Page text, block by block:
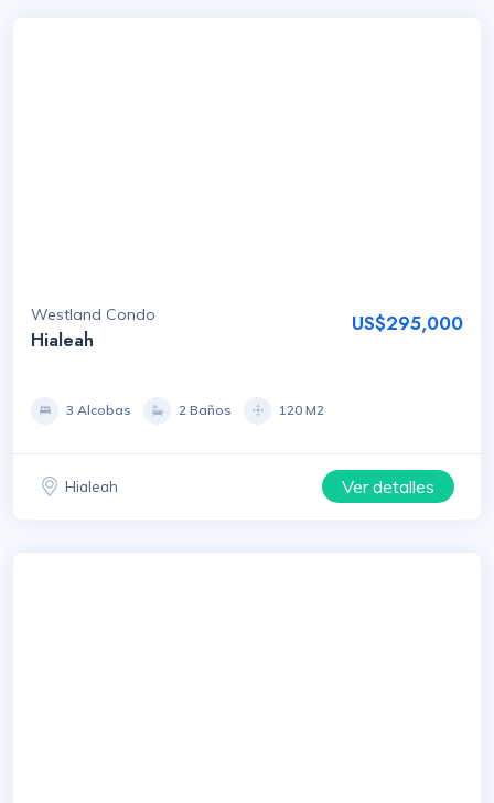
Westland Condo
Hialeah
US$295,000
3 Alcobas 2 Baños 120 M2
Hialeah Ver detalles